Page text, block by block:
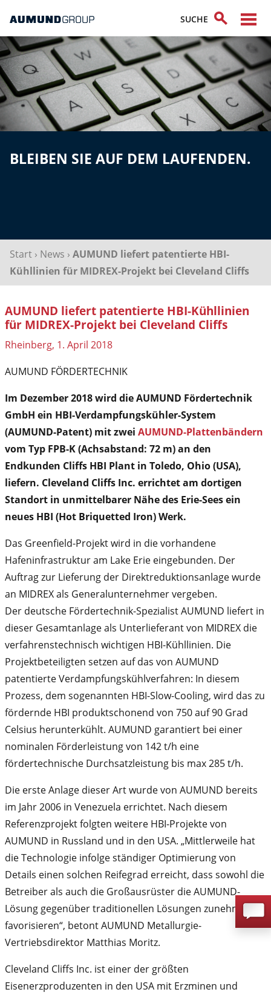
BLEIBEN SIE AUF DEM LAUFENDEN.
Start › News › AUMUND liefert patentierte HBI-
Kühllinien für MIDREX-Projekt bei Cleveland Cliffs
AUMUND liefert patentierte HBI-Kühllinien
für MIDREX-Projekt bei Cleveland Cliffs
Rheinberg, 1. April 2018
AUMUND FÖRDERTECHNIK
Im Dezember 2018 wird die AUMUND Fördertechnik
GmbH ein HBI-Verdampfungskühler-System
(AUMUND-Patent) mit zwei AUMUND-Plattenbändern
vom Typ FPB-K (Achsabstand: 72 m) an den
Endkunden Cliffs HBI Plant in Toledo, Ohio (USA),
liefern. Cleveland Cliffs Inc. errichtet am dortigen
Standort in unmittelbarer Nähe des Erie-Sees ein
neues HBI (Hot Briquetted Iron) Werk.
Das Greenfield-Projekt wird in die vorhandene
Hafeninfrastruktur am Lake Erie eingebunden. Der
Auftrag zur Lieferung der Direktreduktionsanlage wurde
an MIDREX als Generalunternehmer vergeben.
Der deutsche Fördertechnik-Spezialist AUMUND liefert in
dieser Gesamtanlage als Unterlieferant von MIDREX die
verfahrenstechnisch wichtigen HBI-Kühllinien. Die
Projektbeteiligten setzen auf das von AUMUND
patentierte Verdampfungskühlverfahren: In diesem
Prozess, dem sogenannten HBI-Slow-Cooling, wird das zu
fördernde HBI produktschonend von 750 auf 90 Grad
Celsius herunterkühlt. AUMUND garantiert bei einer
nominalen Förderleistung von 142 t/h eine
fördertechnische Durchsatzleistung bis max 285 t/h.
Die erste Anlage dieser Art wurde von AUMUND bereits
im Jahr 2006 in Venezuela errichtet. Nach diesem
Referenzprojekt folgten weitere HBI-Projekte von
AUMUND in Russland und in den USA. „Mittlerweile hat
die Technologie infolge ständiger Optimierung von
Details einen solchen Reifegrad erreicht, dass sowohl die
Betreiber als auch die Großausrüster die AUMUND-
Lösung gegenüber traditionellen Lösungen zunehmend
favorisieren“, betont AUMUND Metallurgie-
Vertriebsdirektor Matthias Moritz.
Cleveland Cliffs Inc. ist einer der größten
Eisenerzproduzenten in den USA mit Erzminen und